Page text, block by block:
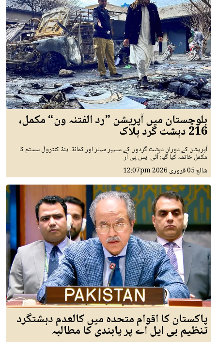
بلوچستان میں آپریشن ”رد الفتنہ ون“ مکمل،
216 دہشت گرد ہلاک
آپریشن کے دوران دہشت گردوں کے سلیپر سیلز اور کمانڈ اینڈ کنٹرول سسٹم کا
مکمل خاتمہ کیا گیا: آئی ایس پی آر
شائع05 فروری 2026 12:07pm
پاکستان کا اقوام متحدہ میں کالعدم دہشتگرد
تنظیم بی ایل اے پر پابندی کا مطالبہ